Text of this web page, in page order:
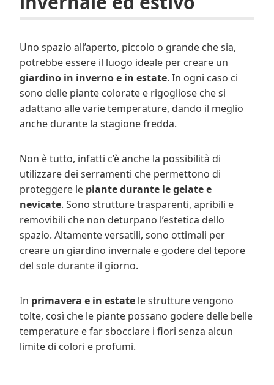
Uno spazio all’aperto, piccolo o grande che sia,
potrebbe essere il luogo ideale per creare un
giardino in inverno e in estate. In ogni caso ci
sono delle piante colorate e rigogliose che si
adattano alle varie temperature, dando il meglio
anche durante la stagione fredda.
Non è tutto, infatti c’è anche la possibilità di
utilizzare dei serramenti che permettono di
proteggere le piante durante le gelate e
nevicate. Sono strutture trasparenti, apribili e
removibili che non deturpano l’estetica dello
spazio. Altamente versatili, sono ottimali per
creare un giardino invernale e godere del tepore
del sole durante il giorno.
In primavera e in estate le strutture vengono
tolte, così che le piante possano godere delle belle
temperature e far sbocciare i fiori senza alcun
limite di colori e profumi.